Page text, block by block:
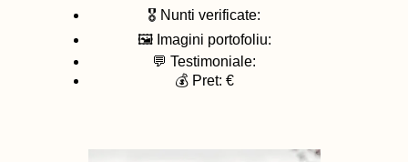
🎖️ Nunti verificate:
🖼️ Imagini portofoliu:
💬 Testimoniale:
💰 Pret: €